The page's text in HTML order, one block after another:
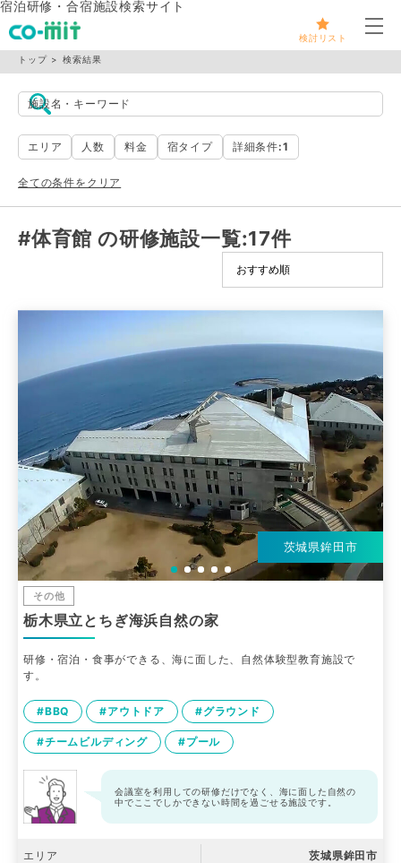
宿泊研修・合宿施設検索サイト
検討リスト
メ
トップ 検索結果
施設名・キーワード
エリア 人数 料金 宿タイプ 詳細条件:1
全ての条件をクリア
#体育館 の研修施設一覧:17件
茨城県鉾田市
その他
栃木県立とちぎ海浜自然の家
研修・宿泊・食事ができる、海に面した、自然体験型教育施設で
す。
#BBQ #アウトドア #グラウンド
#チームビルディング #プール
会議室を利用しての研修だけでなく、海に面した自然の
中でここでしかできない時間を過ごせる施設です。
エリア 茨城県鉾田市